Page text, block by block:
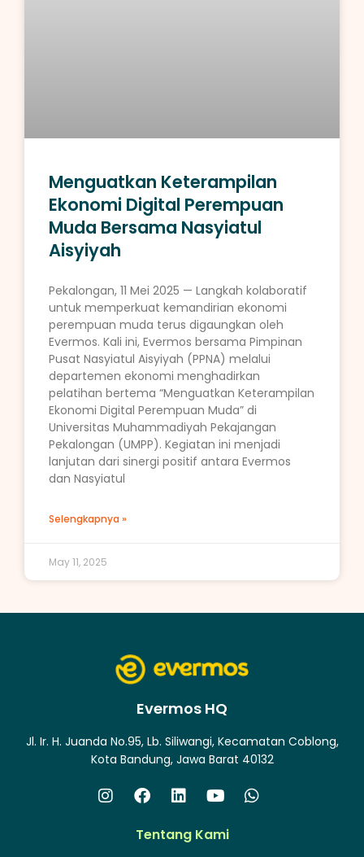
Menguatkan Keterampilan
Ekonomi Digital Perempuan
Muda Bersama Nasyiatul
Aisyiyah
Pekalongan, 11 Mei 2025 — Langkah kolaboratif
untuk memperkuat kemandirian ekonomi
perempuan muda terus digaungkan oleh
Evermos. Kali ini, Evermos bersama Pimpinan
Pusat Nasyiatul Aisyiyah (PPNA) melalui
departemen ekonomi menghadirkan
pelatihan bertema “Menguatkan Keterampilan
Ekonomi Digital Perempuan Muda” di
Universitas Muhammadiyah Pekajangan
Pekalongan (UMPP). Kegiatan ini menjadi
lanjutan dari sinergi positif antara Evermos
dan Nasyiatul
Selengkapnya »
May 11, 2025
Evermos HQ
Jl. Ir. H. Juanda No.95, Lb. Siliwangi, Kecamatan Coblong,
Kota Bandung, Jawa Barat 40132
Tentang Kami